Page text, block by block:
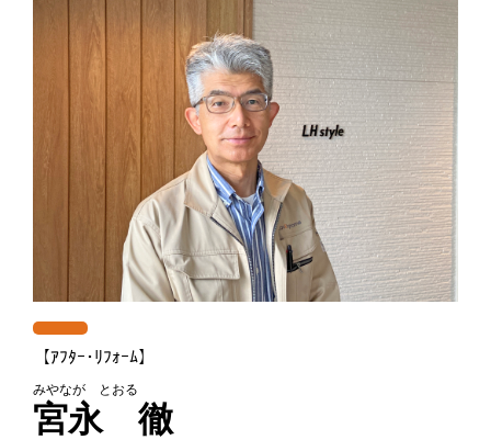
【ｱﾌﾀｰ･ﾘﾌｫｰﾑ】
みやなが とおる
宮永 徹